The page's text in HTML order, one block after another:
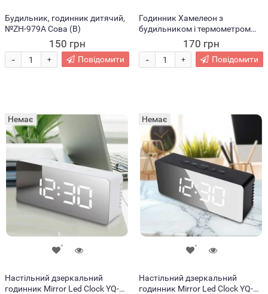
Будильник, годинник дитячий,
№ZH-979A Сова (В)
150 грн
+
- Повідомити
Годинник Хамелеон з
будильником і термометром
змінюють колір (В)
170 грн
+
- Повідомити
Немає
Настільний дзеркальний
годинник Mirror Led Clock YQ-
Немає
Настільний дзеркальний
годинник Mirror Led Clock YQ-